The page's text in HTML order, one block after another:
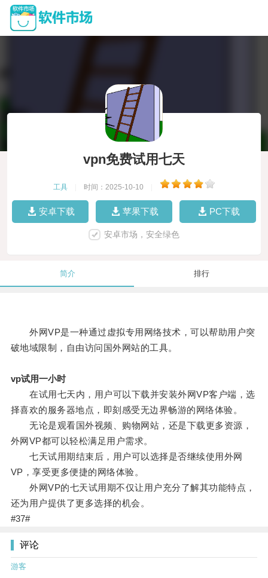
vpn免费试用七天
工具 时间：2025-10-10
安卓下载 苹果下载 PC下载
安卓市场，安全绿色
简介 排行
外网VP是一种通过虚拟专用网络技术，可以帮助用户突
破地域限制，自由访问国外网站的工具。
vp试用一小时
在试用七天内，用户可以下载并安装外网VP客户端，选
择喜欢的服务器地点，即刻感受无边界畅游的网络体验。
无论是观看国外视频、购物网站，还是下载更多资源，
外网VP都可以轻松满足用户需求。
七天试用期结束后，用户可以选择是否继续使用外网
VP，享受更多便捷的网络体验。
外网VP的七天试用期不仅让用户充分了解其功能特点，
还为用户提供了更多选择的机会。
#37#
评论
游客